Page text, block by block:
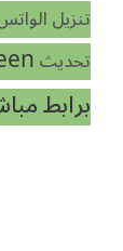
تنزيل
تحديث
برابط